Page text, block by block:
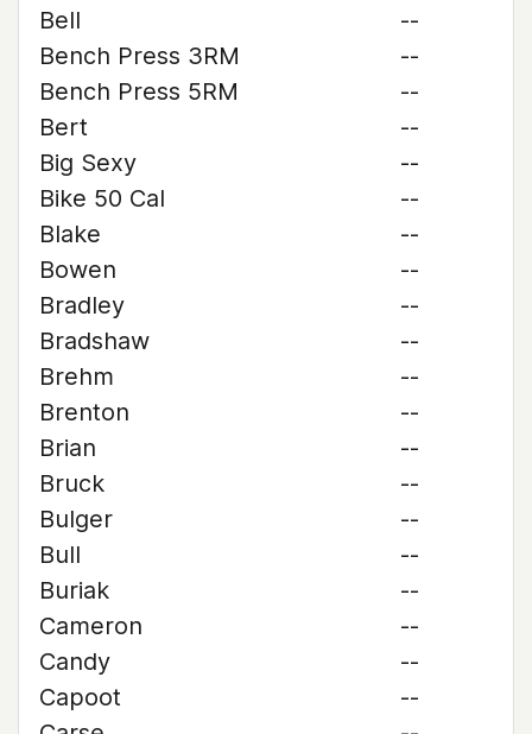
Bell
--
Bench Press 3RM
--
Bench Press 5RM
--
Bert
--
Big Sexy
--
Bike 50 Cal
--
Blake
--
Bowen
--
Bradley
--
Bradshaw
--
Brehm
--
Brenton
--
Brian
--
Bruck
--
Bulger
--
Bull
--
Buriak
--
Cameron
--
Candy
--
Capoot
--